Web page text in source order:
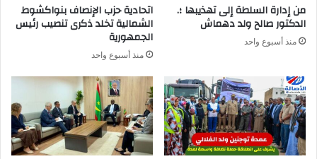
من إدارة السلطة إلى تهذيبها ؛.
الدكتور صالح ولد دهماش
منذ أسبوع واحد
اتحادية حزب الإنصاف بنواكشوط
الشمالية تخلد ذكرى تنصيب رئيس
الجمهورية
منذ أسبوع واحد